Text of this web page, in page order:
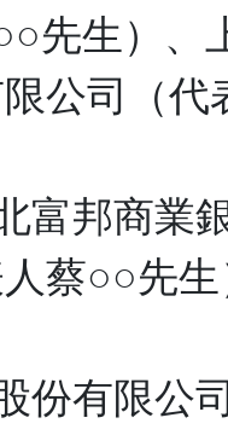
生）、
公司（代
邦商業銀
蔡○○先
有限公司